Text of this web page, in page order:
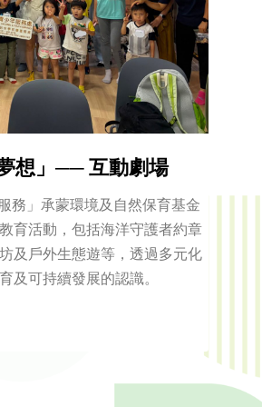
想」── 互動劇場
務」承蒙環境及自然保育基金
育活動，包括海洋守護者約章
及戶外生態遊等，透過多元化
及可持續發展的認識。